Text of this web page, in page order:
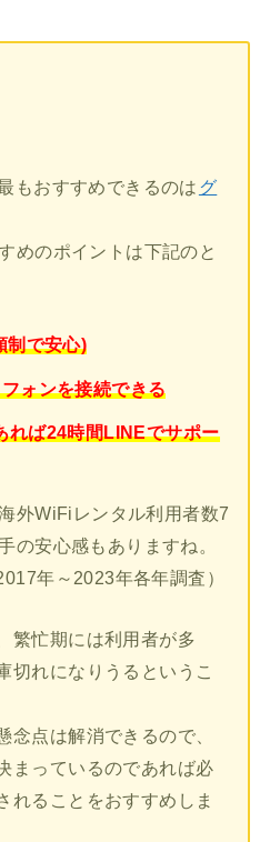
もおすすめできるのは グ
めのポイントは下記のと
制で安心)
ォンを接続できる
れば24時間LINEでサポー
外WiFiレンタル利用者数7
の安心感もありますね。
年～2023年各年調査）
繁忙期には利用者が多
切れになりうるというこ
念点は解消できるので、
まっているのであれば必
れることをおすすめしま